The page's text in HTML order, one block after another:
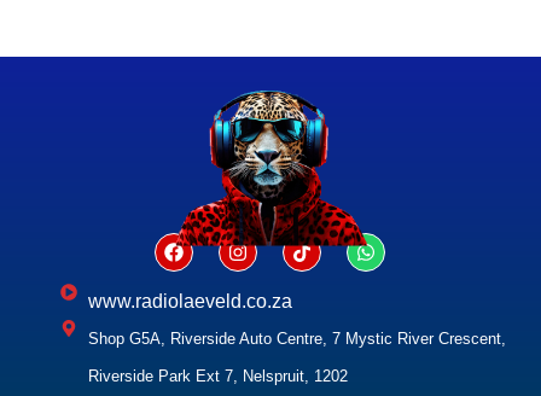
www.radiolaeveld.co.za
Shop G5A, Riverside Auto Centre, 7 Mystic River Crescent,
Riverside Park Ext 7, Nelspruit, 1202